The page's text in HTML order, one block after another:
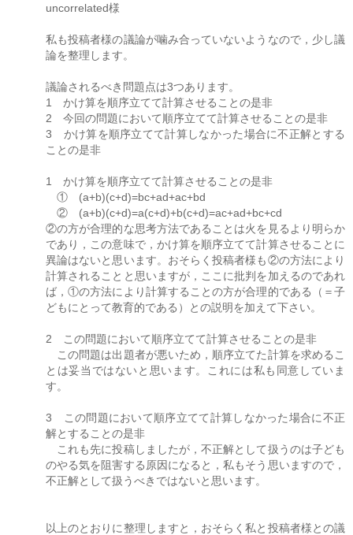
uncorrelated様
私も投稿者様の議論が噛み合っていないようなので，少し議
論を整理します。
議論されるべき問題点は3つあります。
1 かけ算を順序立てて計算させることの是非
2 今回の問題において順序立てて計算させることの是非
3 かけ算を順序立てて計算しなかった場合に不正解とする
ことの是非
1 かけ算を順序立てて計算させることの是非
① (a+b)(c+d)=bc+ad+ac+bd
② (a+b)(c+d)=a(c+d)+b(c+d)=ac+ad+bc+cd
②の方が合理的な思考方法であることは火を見るより明らか
であり，この意味で，かけ算を順序立てて計算させることに
異論はないと思います。おそらく投稿者様も②の方法により
計算されることと思いますが，ここに批判を加えるのであれ
ば，①の方法により計算することの方が合理的である（＝子
どもにとって教育的である）との説明を加えて下さい。
2 この問題において順序立てて計算させることの是非
この問題は出題者が悪いため，順序立てた計算を求めるこ
とは妥当ではないと思います。これには私も同意していま
す。
3 この問題において順序立てて計算しなかった場合に不正
解とすることの是非
これも先に投稿しましたが，不正解として扱うのは子ども
のやる気を阻害する原因になると，私もそう思いますので，
不正解として扱うべきではないと思います。
以上のとおりに整理しますと，おそらく私と投稿者様との議